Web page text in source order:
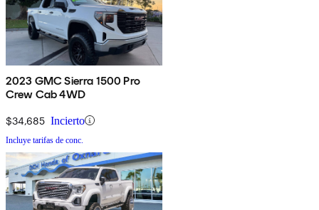
2023 GMC Sierra 1500 Pro
Crew Cab 4WD
$34,685 Incierto
Incluye tarifas de conc.